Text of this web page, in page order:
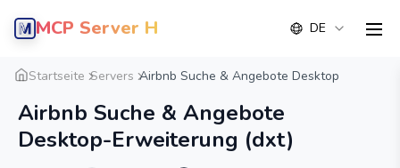
MCP Server Hub DE
Startseite Servers Airbnb Suche & Angebote Desktop
Airbnb Suche & Angebote
Desktop-Erweiterung (dxt)
Übersicht Detail Alternative